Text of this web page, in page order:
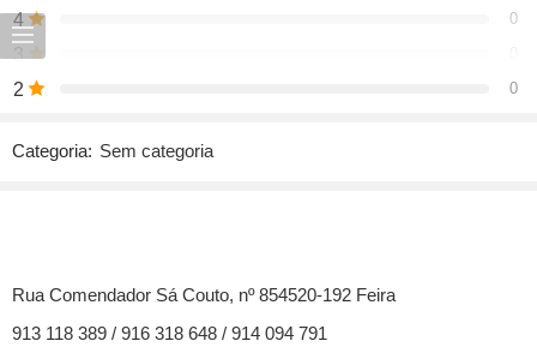
4 0
3
2 0
Categoria: Sem categoria
Rua Comendador Sá Couto, nº 854520-192 Feira
913 118 389 / 916 318 648 / 914 094 791